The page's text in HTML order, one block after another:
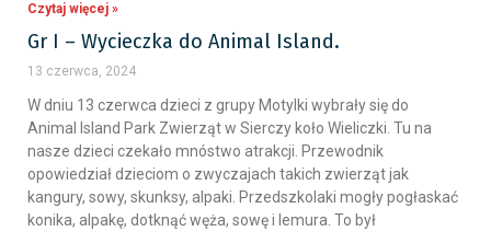
Czytaj więcej »
Gr I – Wycieczka do Animal Island.
13 czerwca, 2024
W dniu 13 czerwca dzieci z grupy Motylki wybrały się do
Animal Island Park Zwierząt w Sierczy koło Wieliczki. Tu na
nasze dzieci czekało mnóstwo atrakcji. Przewodnik
opowiedział dzieciom o zwyczajach takich zwierząt jak
kangury, sowy, skunksy, alpaki. Przedszkolaki mogły pogłaskać
konika, alpakę, dotknąć węża, sowę i lemura. To był